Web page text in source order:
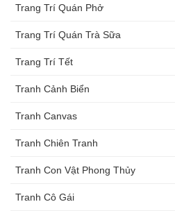
Trang Trí Quán Phở
Trang Trí Quán Trà Sữa
Trang Trí Tết
Tranh Cảnh Biển
Tranh Canvas
Tranh Chiên Tranh
Tranh Con Vật Phong Thủy
Tranh Cô Gái